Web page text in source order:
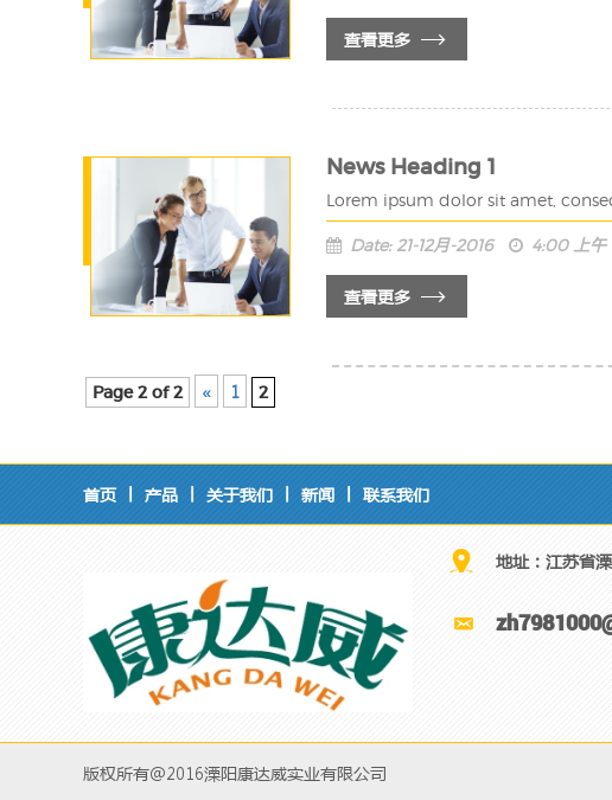
查看更多
News Heading 1
Lorem ipsum dolor sit amet,
Date: 21-12月-2016 4:00 上午
查看更多
Page 2 of 2 « 1 2
首页 产品 关于我们 新闻 联系我们
地址：江苏省
版权所有@2016溧阳康达威实业有限公司